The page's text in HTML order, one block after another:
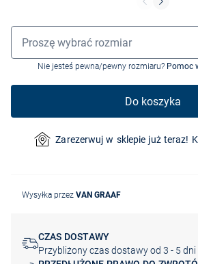
Wybór rozmiaru
Proszę wybrać rozmiar
Nie jesteś pewna/pewny rozmiaru? Pomoc
Do koszyka
Zarezerwuj w sklepie już teraz!
Wysyłka przez VAN GRAAF
CZAS DOSTAWY
Przybliżony czas dostawy od 3 - 5